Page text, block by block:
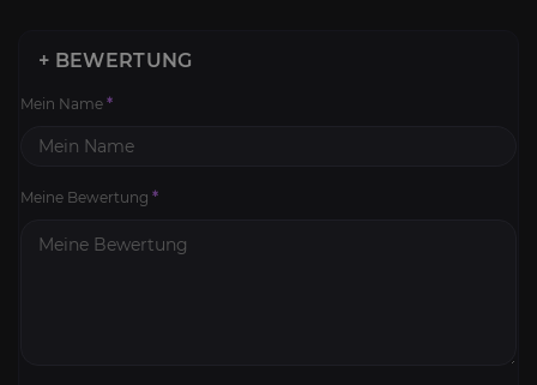
+ BEWERTUNG
Mein Name *
Meine Bewertung *